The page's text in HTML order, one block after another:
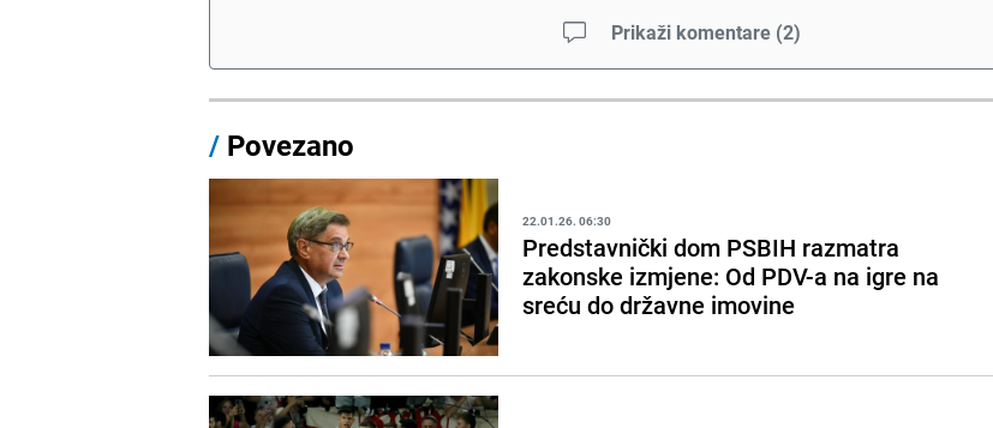
Prikaži komentare (2)
/ Povezano
22.01.26. 06:30
Predstavnički dom PSBIH razmatra
zakonske izmjene: Od PDV-a na igre na
sreću do državne imovine